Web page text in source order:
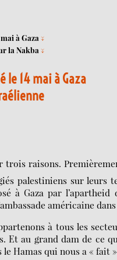
à Gaza ↓
la Nakba ↓
le 14 mai à Gaza
trois raisons.
palestiniens sur leurs
à Gaza par
américaine
à tous les
Et au grand dam de ce
le Hamas qui nous a « fait